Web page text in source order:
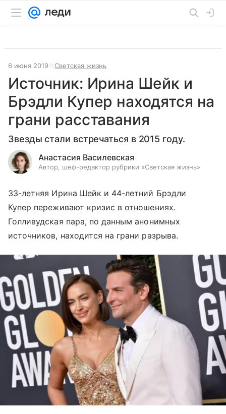
6 июня 2019 Светская жизнь
Источник: Ирина Шейк и
Брэдли Купер находятся на
грани расставания
Звезды стали встречаться в 2015 году.
Анастасия Василевская
Автор, шеф-редактор рубрики «Светская жизнь»
33-летняя Ирина Шейк и 44-летний Брэдли
Купер переживают кризис в отношениях.
Голливудская пара, по данным анонимных
источников, находится на грани разрыва.